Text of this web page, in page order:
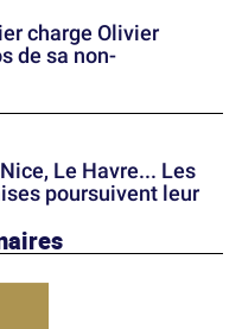
charge Olivier
de sa non-
Le Havre... Les
poursuivent leur